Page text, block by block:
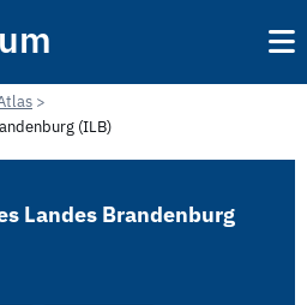
(ILB)
Landes Brandenburg